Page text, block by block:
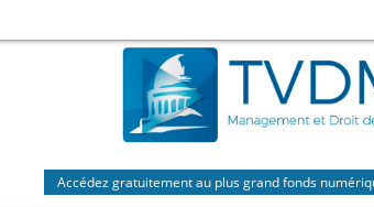
Accédez gratuitement au plus grand fonds